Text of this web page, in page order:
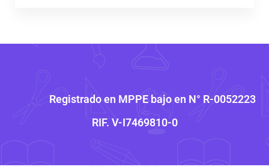
Registrado en MPPE bajo en N° R-0052223
RIF. V-I7469810-0